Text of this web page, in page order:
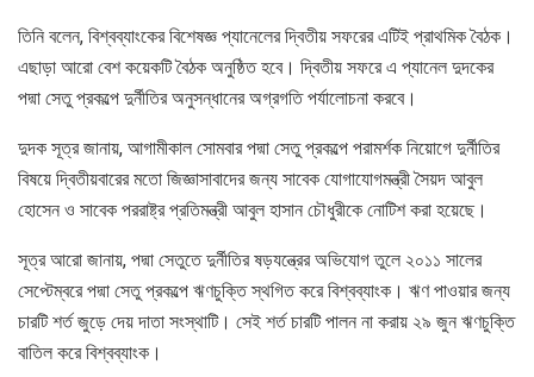
তিনি বলেন, বিশ্বব্যাংকের বিশেষজ্ঞ প্যানেলের দ্বিতীয় সফরের এটিই প্রাথমিক বৈঠক।
এছাড়া আরো বেশ কয়েকটি বৈঠক অনুষ্ঠিত হবে। দ্বিতীয় সফরে এ প্যানেল দুদকের
পদ্মা সেতু প্রকল্পে দুর্নীতির অনুসন্ধানের অগ্রগতি পর্যালোচনা করবে।
দুদক সূত্র জানায়, আগামীকাল সোমবার পদ্মা সেতু প্রকল্পে পরামর্শক নিয়োগে দুর্নীতির
বিষয়ে দ্বিতীয়বারের মতো জিজ্ঞাসাবাদের জন্য সাবেক যোগাযোগমন্ত্রী সৈয়দ আবুল
হোসেন ও সাবেক পররাষ্ট্র প্রতিমন্ত্রী আবুল হাসান চৌধুরীকে নোটিশ করা হয়েছে।
সূত্র আরো জানায়, পদ্মা সেতুতে দুর্নীতির ষড়যন্ত্রের অভিযোগ তুলে ২০১১ সালের
সেপ্টেম্বরে পদ্মা সেতু প্রকল্পে ঋণচুক্তি স্থগিত করে বিশ্বব্যাংক। ঋণ পাওয়ার জন্য
চারটি শর্ত জুড়ে দেয় দাতা সংস্থাটি। সেই শর্ত চারটি পালন না করায় ২৯ জুন ঋণচুক্তি
বাতিল করে বিশ্বব্যাংক।